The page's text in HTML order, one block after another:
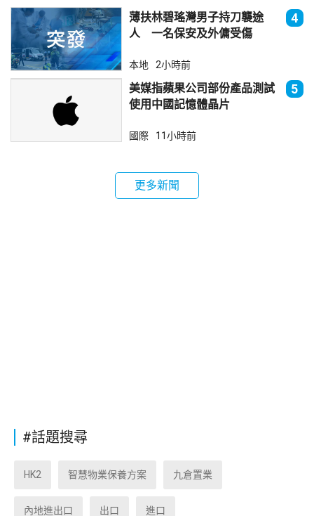
薄扶林碧瑤灣男子持刀襲途
人 一名保安及外傭受傷
4
本地 2小時前
美媒指蘋果公司部份產品測試
使用中國記憶體晶片
5
國際 11小時前
更多新聞
#話題搜尋
HK2 智慧物業保養方案 九倉置業
內地進出口 出口 進口